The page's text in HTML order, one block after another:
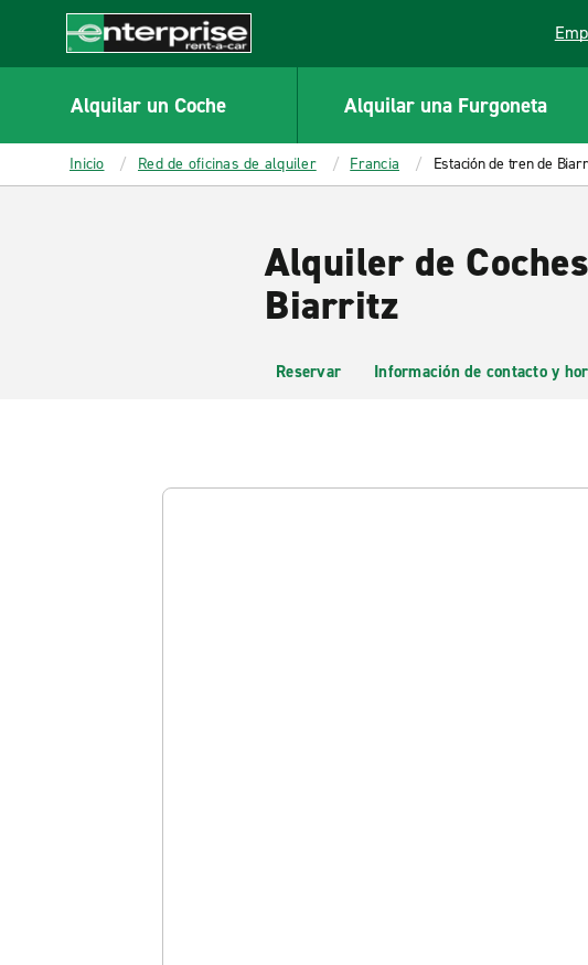
CONTENT
Enterprise
Alquilar un Coche Alquilar una Furgoneta
Inicio Red de oficinas de alquiler Francia Estación de tren de
Alquiler de
Biarritz
Reservar Información de contacto y